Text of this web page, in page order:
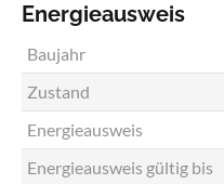
Energieausweis
Baujahr
Zustand
Energieausweis
Energieausweis gültig bis